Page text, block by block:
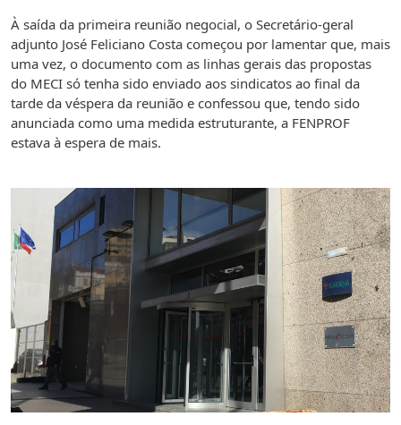
À saída da primeira reunião negocial, o Secretário-geral
adjunto José Feliciano Costa começou por lamentar que, mais
uma vez, o documento com as linhas gerais das propostas
do MECI só tenha sido enviado aos sindicatos ao final da
tarde da véspera da reunião e confessou que, tendo sido
anunciada como uma medida estruturante, a FENPROF
estava à espera de mais.